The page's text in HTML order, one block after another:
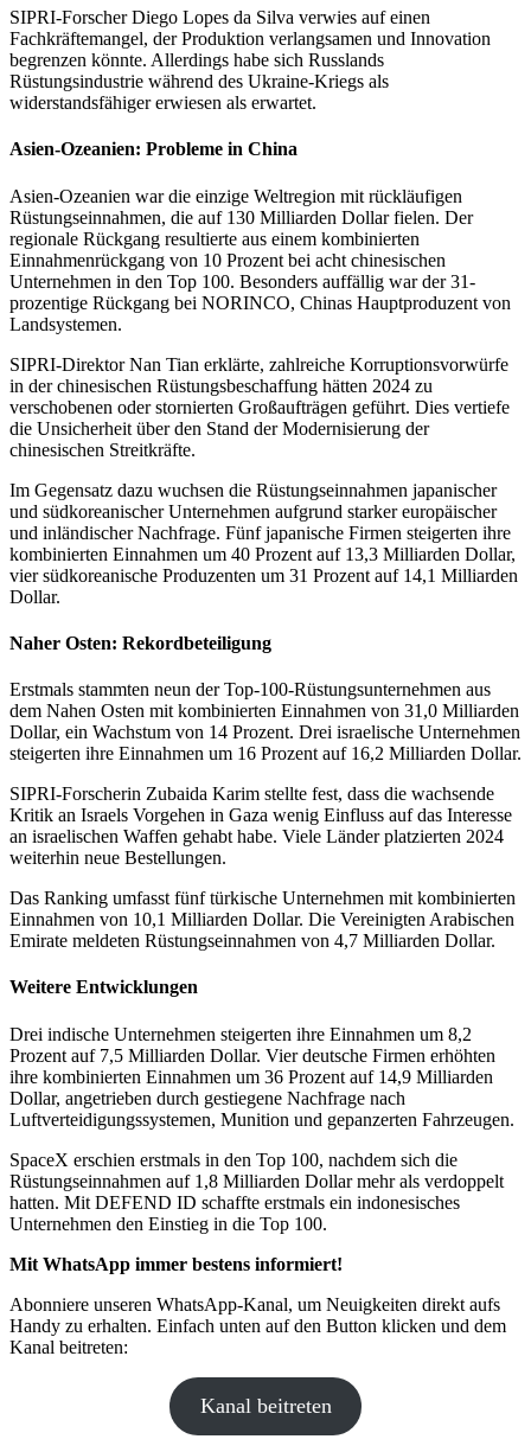
SIPRI-Forscher Diego Lopes da Silva verwies auf einen
Fachkräftemangel, der Produktion verlangsamen und Innovation
begrenzen könnte. Allerdings habe sich Russlands
Rüstungsindustrie während des Ukraine-Kriegs als
widerstandsfähiger erwiesen als erwartet.
Asien-Ozeanien: Probleme in China
Asien-Ozeanien war die einzige Weltregion mit rückläufigen
Rüstungseinnahmen, die auf 130 Milliarden Dollar fielen. Der
regionale Rückgang resultierte aus einem kombinierten
Einnahmenrückgang von 10 Prozent bei acht chinesischen
Unternehmen in den Top 100. Besonders auffällig war der 31-
prozentige Rückgang bei NORINCO, Chinas Hauptproduzent von
Landsystemen.
SIPRI-Direktor Nan Tian erklärte, zahlreiche Korruptionsvorwürfe
in der chinesischen Rüstungsbeschaffung hätten 2024 zu
verschobenen oder stornierten Großaufträgen geführt. Dies vertiefe
die Unsicherheit über den Stand der Modernisierung der
chinesischen Streitkräfte.
Im Gegensatz dazu wuchsen die Rüstungseinnahmen japanischer
und südkoreanischer Unternehmen aufgrund starker europäischer
und inländischer Nachfrage. Fünf japanische Firmen steigerten ihre
kombinierten Einnahmen um 40 Prozent auf 13,3 Milliarden Dollar,
vier südkoreanische Produzenten um 31 Prozent auf 14,1 Milliarden
Dollar.
Naher Osten: Rekordbeteiligung
Erstmals stammten neun der Top-100-Rüstungsunternehmen aus
dem Nahen Osten mit kombinierten Einnahmen von 31,0 Milliarden
Dollar, ein Wachstum von 14 Prozent. Drei israelische Unternehmen
steigerten ihre Einnahmen um 16 Prozent auf 16,2 Milliarden Dollar.
SIPRI-Forscherin Zubaida Karim stellte fest, dass die wachsende
Kritik an Israels Vorgehen in Gaza wenig Einfluss auf das Interesse
an israelischen Waffen gehabt habe. Viele Länder platzierten 2024
weiterhin neue Bestellungen.
Das Ranking umfasst fünf türkische Unternehmen mit kombinierten
Einnahmen von 10,1 Milliarden Dollar. Die Vereinigten Arabischen
Emirate meldeten Rüstungseinnahmen von 4,7 Milliarden Dollar.
Weitere Entwicklungen
Drei indische Unternehmen steigerten ihre Einnahmen um 8,2
Prozent auf 7,5 Milliarden Dollar. Vier deutsche Firmen erhöhten
ihre kombinierten Einnahmen um 36 Prozent auf 14,9 Milliarden
Dollar, angetrieben durch gestiegene Nachfrage nach
Luftverteidigungssystemen, Munition und gepanzerten Fahrzeugen.
SpaceX erschien erstmals in den Top 100, nachdem sich die
Rüstungseinnahmen auf 1,8 Milliarden Dollar mehr als verdoppelt
hatten. Mit DEFEND ID schaffte erstmals ein indonesisches
Unternehmen den Einstieg in die Top 100.
Mit WhatsApp immer bestens informiert!
Abonniere unseren WhatsApp-Kanal, um Neuigkeiten direkt aufs
Handy zu erhalten. Einfach unten auf den Button klicken und dem
Kanal beitreten:
Kanal beitreten